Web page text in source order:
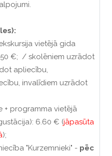
vietējā gida
€; / skolēniem uzrādot
apliecību,
invalīdiem uzrādot
+ programma vietējā
6.60 € (jāpasūta
);
"Kurzemnieki" - pēc